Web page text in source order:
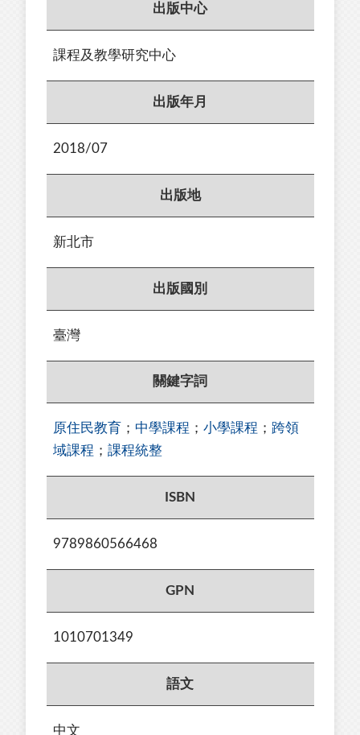
出版中心
課程及教學研究中心
出版年月
2018/07
出版地
新北市
出版國別
臺灣
關鍵字詞
原住民教育 ； 中學課程 ； 小學課程 ； 跨領
域課程 ； 課程統整
ISBN
9789860566468
GPN
1010701349
語文
中文